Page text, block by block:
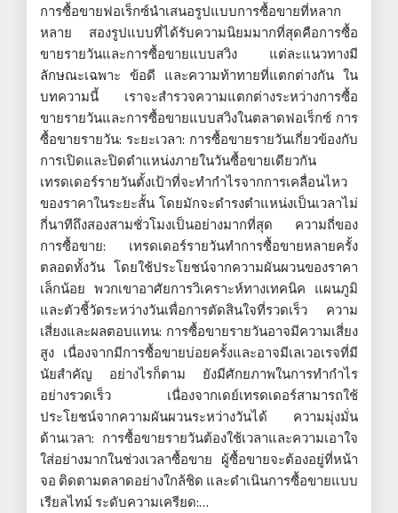
การซื้อขายฟอเร็กซ์นำเสนอรูปแบบการซื้อขายที่หลาก
หลาย สองรูปแบบที่ได้รับความนิยมมากที่สุดคือการซื้อ
ขายรายวันและการซื้อขายแบบสวิง แต่ละแนวทางมี
ลักษณะเฉพาะ ข้อดี และความท้าทายที่แตกต่างกัน ใน
บทความนี้ เราจะสำรวจความแตกต่างระหว่างการซื้อ
ขายรายวันและการซื้อขายแบบสวิงในตลาดฟอเร็กซ์ การ
ซื้อขายรายวัน: ระยะเวลา: การซื้อขายรายวันเกี่ยวข้องกับ
การเปิดและปิดตำแหน่งภายในวันซื้อขายเดียวกัน
เทรดเดอร์รายวันตั้งเป้าที่จะทำกำไรจากการเคลื่อนไหว
ของราคาในระยะสั้น โดยมักจะดำรงตำแหน่งเป็นเวลาไม่
กี่นาทีถึงสองสามชั่วโมงเป็นอย่างมากที่สุด ความถี่ของ
การซื้อขาย: เทรดเดอร์รายวันทำการซื้อขายหลายครั้ง
ตลอดทั้งวัน โดยใช้ประโยชน์จากความผันผวนของราคา
เล็กน้อย พวกเขาอาศัยการวิเคราะห์ทางเทคนิค แผนภูมิ
และตัวชี้วัดระหว่างวันเพื่อการตัดสินใจที่รวดเร็ว ความ
เสี่ยงและผลตอบแทน: การซื้อขายรายวันอาจมีความเสี่ยง
สูง เนื่องจากมีการซื้อขายบ่อยครั้งและอาจมีเลเวอเรจที่มี
นัยสำคัญ อย่างไรก็ตาม ยังมีศักยภาพในการทำกำไร
อย่างรวดเร็ว เนื่องจากเดย์เทรดเดอร์สามารถใช้
ประโยชน์จากความผันผวนระหว่างวันได้ ความมุ่งมั่น
ด้านเวลา: การซื้อขายรายวันต้องใช้เวลาและความเอาใจ
ใส่อย่างมากในช่วงเวลาซื้อขาย ผู้ซื้อขายจะต้องอยู่ที่หน้า
จอ ติดตามตลาดอย่างใกล้ชิด และดำเนินการซื้อขายแบบ
เรียลไทม์ ระดับความเครียด:…